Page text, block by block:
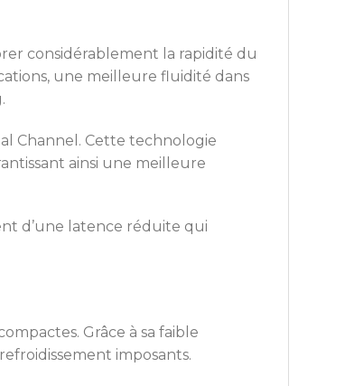
considérablement la rapidité du
une meilleure fluidité dans
Channel. Cette technologie
ainsi une meilleure
d’une latence réduite qui
Grâce à sa faible
imposants.